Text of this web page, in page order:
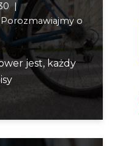
Porozmawiajmy o
jest, każdy